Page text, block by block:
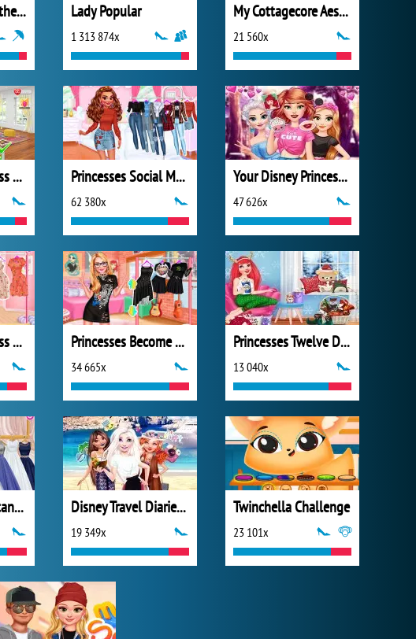
My Kingdom for the Princess Plná verze Lady Popular
1 313 874x
My Cottagecore Aesthetic Look
21 560x
Home Design Miss Robins Home Makeover Princesses Social Media Stars
62 380x
Your Disney Princess Style
47 626x
Princesses Impress Your School Crush Princesses Become Rebels Punks
34 665x
Princesses Twelve Days of Christmas
13 040x
Princesses Debutante Ball Disney Travel Diaries: Greece
19 349x
Twinchella Challenge
23 101x